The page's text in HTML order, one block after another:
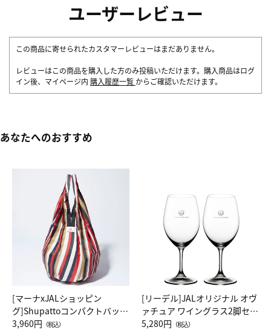
ユーザーレビュー
この商品に寄せられたカスタマーレビューはまだありません。
レビューはこの商品を購入した方のみ投稿いただけます。購入商品はログ
イン後、マイページ内 購入履歴一覧 からご確認いただけます。
あなたへのおすすめ
[マーナxJALショッピン
グ]Shupattoコンパクトバッグ
Drop JAL客室乗務員（LC）ス
3,960円 （税込）
[リーデル]JALオリジナル オヴ
ァチュア ワイングラス2脚セッ
ト（レッドワイン）
5,280円 （税込）